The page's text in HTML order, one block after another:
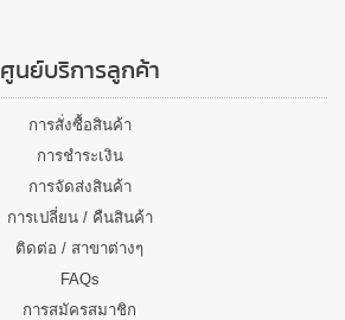
ศูนย์บริการลูกค้า
การสั่งซื้อสินค้า
การชำระเงิน
การจัดส่งสินค้า
การเปลี่ยน / คืนสินค้า
ติดต่อ / สาขาต่างๆ
FAQs
การสมัครสมาชิก